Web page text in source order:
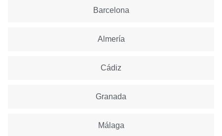
Barcelona
Almería
Cádiz
Granada
Málaga